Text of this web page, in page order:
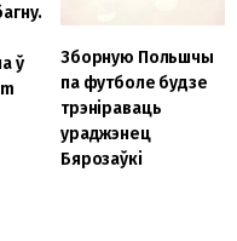
ў
Зборную Польшчы
па футболе будзе
трэніраваць
ураджэнец
Бярозаўкі